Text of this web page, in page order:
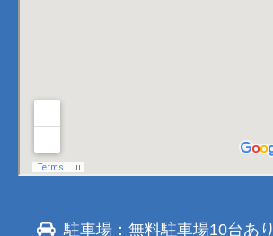
駐車場：無料駐車場10台あり